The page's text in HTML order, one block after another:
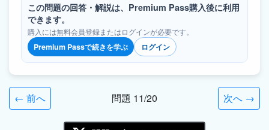
この問題の回答・解説は、Premium Pass購入後に利用
できます。
購入には無料会員登録またはログインが必要です。
Premium Passで続きを学ぶ
ログイン
← 前へ 問題 11/20 次へ →